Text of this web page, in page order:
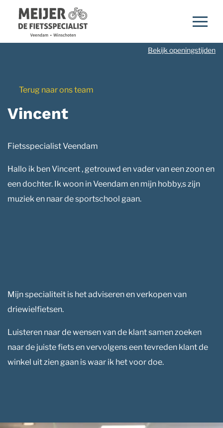
Navigatie
Bekijk openingstijden
Terug naar ons team
Vincent
Fietsspecialist Veendam
Hallo ik ben Vincent , getrouwd en vader van een zoon en
een dochter. Ik woon in Veendam en mijn hobby,s zijn
muziek en naar de sportschool gaan.
Mijn specialiteit is het adviseren en verkopen van
driewielfietsen.
Luisteren naar de wensen van de klant samen zoeken
naar de juiste fiets en vervolgens een tevreden klant de
winkel uit zien gaan is waar ik het voor doe.